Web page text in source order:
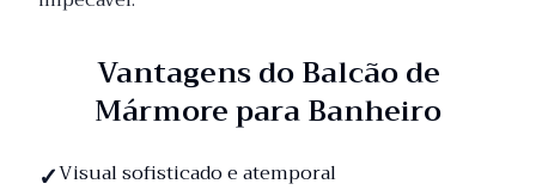
Vantagens do Balcão de
Mármore para Banheiro
Visual sofisticado e atemporal